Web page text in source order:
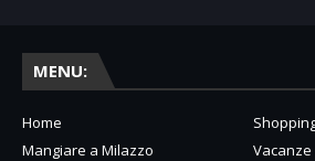
MENU:
Home
Mangiare a Milazzo